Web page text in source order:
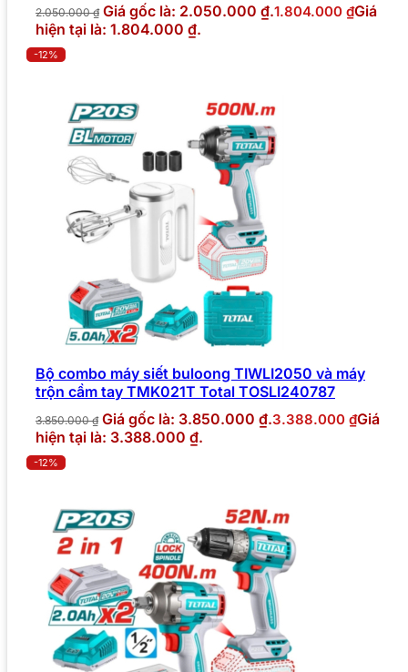
2.050.000₫ Giá gốc là: 2.050.000 ₫.1.804.000 ₫Giá
hiện tại là: 1.804.000 ₫.
-12%
Bộ combo máy siết buloong TIWLI2050 và máy
trộn cầm tay TMK021T Total TOSLI240787
3.850.000₫ Giá gốc là: 3.850.000 ₫.3.388.000 ₫Giá
hiện tại là: 3.388.000 ₫.
-12%